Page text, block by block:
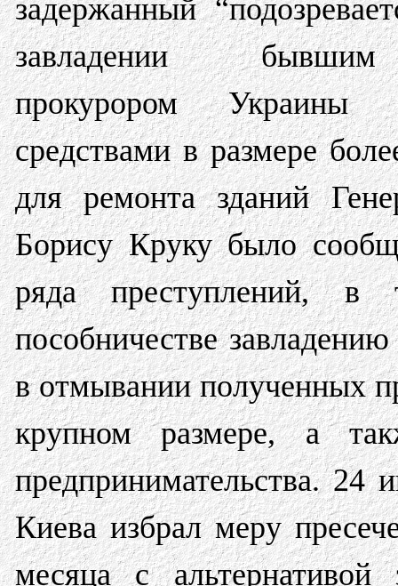
задержанный
завладении
прокурором Украины
средствами в размере
для ремонта зданий
Борису Круку было
ряда преступлений,
пособничестве
в отмывании полученных
крупном размере, а
предпринимательства. 24
Киева избрал меру
месяца с